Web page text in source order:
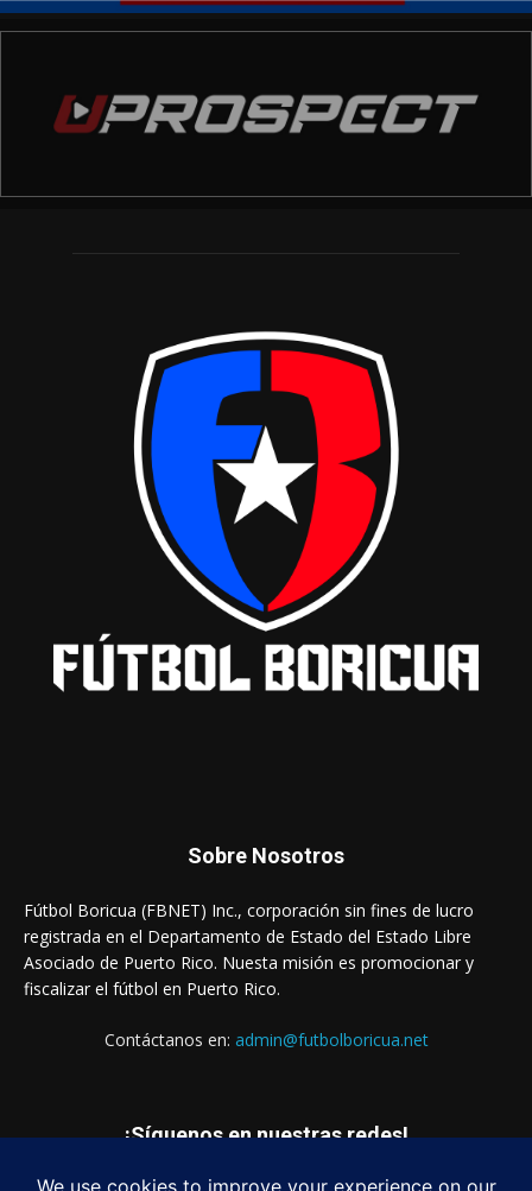
Sobre Nosotros
Fútbol Boricua (FBNET) Inc., corporación sin fines de lucro
registrada en el Departamento de Estado del Estado Libre
Asociado de Puerto Rico. Nuesta misión es promocionar y
fiscalizar el fútbol en Puerto Rico.
Contáctanos en: admin@futbolboricua.net
¡Síguenos en nuestras redes!